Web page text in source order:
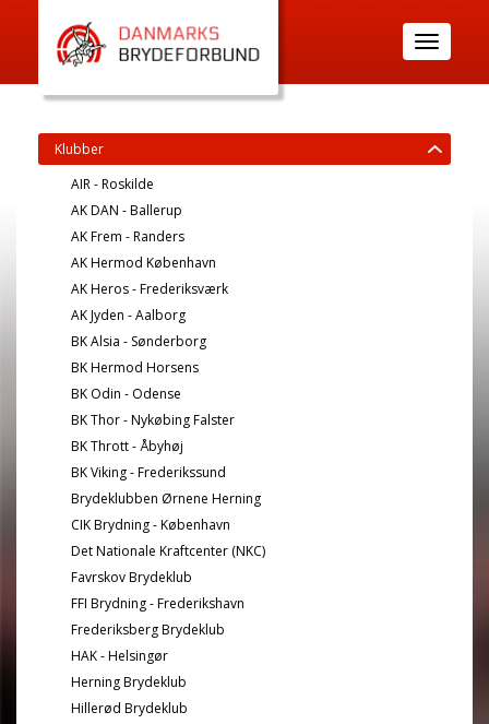
Toggle
navigation
Klubber
AIR - Roskilde
AK DAN - Ballerup
AK Frem - Randers
AK Hermod København
AK Heros - Frederiksværk
AK Jyden - Aalborg
BK Alsia - Sønderborg
BK Hermod Horsens
BK Odin - Odense
BK Thor - Nykøbing Falster
BK Thrott - Åbyhøj
BK Viking - Frederikssund
Brydeklubben Ørnene Herning
CIK Brydning - København
Det Nationale Kraftcenter (NKC)
Favrskov Brydeklub
FFI Brydning - Frederikshavn
Frederiksberg Brydeklub
HAK - Helsingør
Herning Brydeklub
Hillerød Brydeklub